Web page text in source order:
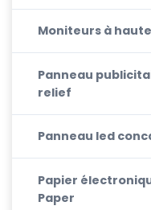
Moniteurs à
Panneau
relief
Panneau led
Papier
Paper